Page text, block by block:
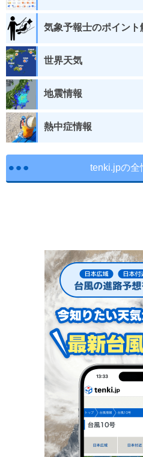
気象予報士のポイント
世界天気
地震情報
熱中症情報
tenki.jpの全